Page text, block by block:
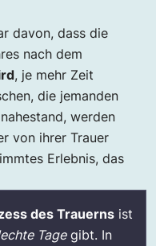
davon, dass die
nach dem
, je mehr Zeit
die jemanden
werden
von ihrer Trauer
Erlebnis, das
des Trauerns ist
Tagegibt. In